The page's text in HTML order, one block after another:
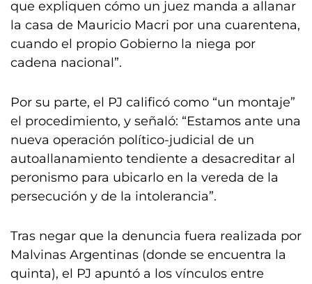
que expliquen cómo un juez manda a allanar
la casa de Mauricio Macri por una cuarentena,
cuando el propio Gobierno la niega por
cadena nacional”.
Por su parte, el PJ calificó como “un montaje”
el procedimiento, y señaló: “Estamos ante una
nueva operación político-judicial de un
autoallanamiento tendiente a desacreditar al
peronismo para ubicarlo en la vereda de la
persecución y de la intolerancia”.
Tras negar que la denuncia fuera realizada por
Malvinas Argentinas (donde se encuentra la
quinta), el PJ apuntó a los vínculos entre